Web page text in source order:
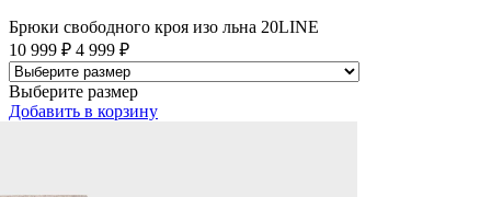
Брюки свободного кроя изо льна 20LINE
10 999 ₽ 4 999 ₽
Выберите размер
Добавить в корзину